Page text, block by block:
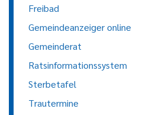
Freibad
Gemeindeanzeiger online
Gemeinderat
Ratsinformationssystem
Sterbetafel
Trautermine